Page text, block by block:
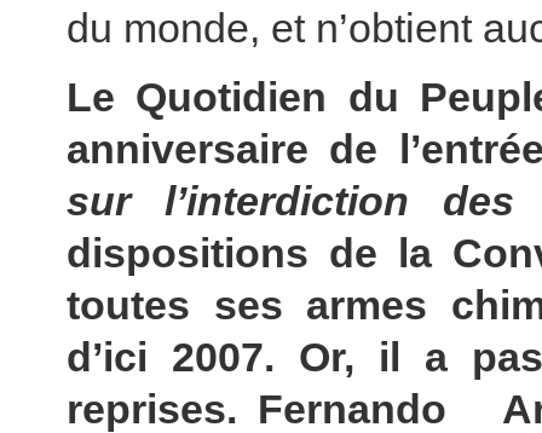
du monde, et n’obtient
Le Quotidien du
anniversaire de
sur l’interdiction des
dispositions de la
toutes ses armes
d’ici 2007. Or, il a
reprises. Fernando